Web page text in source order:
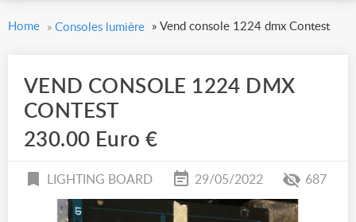
Home » Consoles lumière » Vend console 1224 dmx Contest
VEND CONSOLE 1224 DMX
CONTEST
230.00 Euro €
LIGHTING BOARD 29/05/2022 687